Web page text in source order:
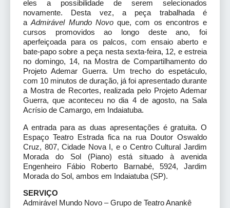
eles a possibilidade de serem selecionados
novamente. Desta vez, a peça trabalhada é
aAdmirável Mundo Novoque, com os encontros e
cursos promovidos ao longo deste ano, foi
aperfeiçoada para os palcos, com ensaio aberto e
bate-papo sobre a peça nesta sexta-feira, 12, e estreia
no domingo, 14, na Mostra de Compartilhamento do
Projeto Ademar Guerra. Um trecho do espetáculo,
com 10 minutos de duração, já foi apresentado durante
a Mostra de Recortes, realizada pelo Projeto Ademar
Guerra, que aconteceu no dia 4 de agosto, na Sala
Acrísio de Camargo, em Indaiatuba.
A entrada para as duas apresentações é gratuita. O
Espaço Teatro Estrada fica na rua Doutor Oswaldo
Cruz, 807, Cidade Nova I, e o Centro Cultural Jardim
Morada do Sol (Piano) está situado à avenida
Engenheiro Fábio Roberto Barnabé, 5924, Jardim
Morada do Sol, ambos em Indaiatuba (SP).
SERVIÇO
Admirável Mundo Novo – Grupo de Teatro Anankê